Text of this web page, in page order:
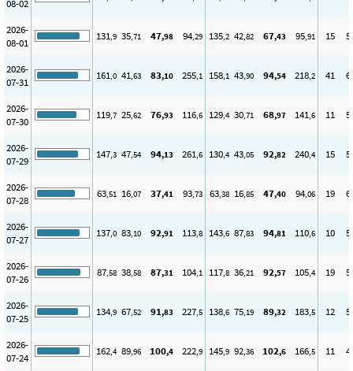
08-02
2026-
08-01
131,9 35,71 47,98 94,29 135,2 42,82 67,43 95,91 15 5
2026-
07-31
161,0 41,63 83,10 255,1 158,1 43,90 94,54 218,2 41 6
2026-
07-30
119,7 25,62 76,93 116,6 129,4 30,71 68,97 141,6 11 5
2026-
07-29
147,3 47,54 94,13 261,6 130,4 43,05 92,82 240,4 15 5
2026-
07-28
63,51 16,07 37,41 93,73 63,38 16,85 47,40 94,06 19 6
2026-
07-27
137,0 83,10 92,91 113,8 143,6 87,83 94,81 110,6 10 5
2026-
07-26
87,58 38,58 87,31 104,1 117,8 36,21 92,57 105,4 19 5
2026-
07-25
134,9 67,52 91,83 227,5 138,6 75,19 89,32 183,5 12 5
2026-
07-24
162,4 89,96 100,4 222,9 145,9 92,36 102,6 166,5 11 4